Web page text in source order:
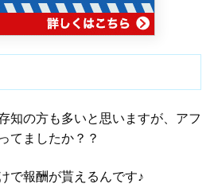
知の方も多いと思いますが、アフ
てましたか？？
で報酬が貰えるんです♪